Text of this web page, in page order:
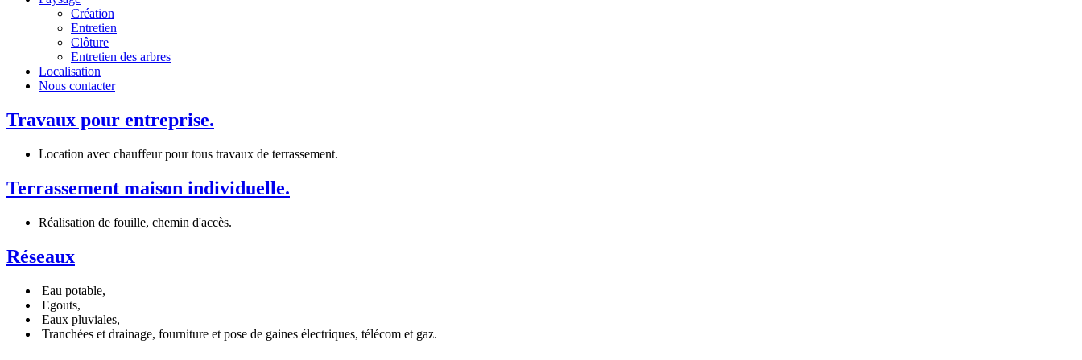
Création
Entretien
Clôture
Entretien des arbres
Localisation
Nous contacter
Travaux pour entreprise.
Location avec chauffeur pour tous travaux de terrassement.
Terrassement maison individuelle.
Réalisation de fouille, chemin d'accès.
Réseaux
Eau potable,
Egouts,
Eaux pluviales,
Tranchées et drainage, fourniture et pose de gaines électriques, télécom et gaz.